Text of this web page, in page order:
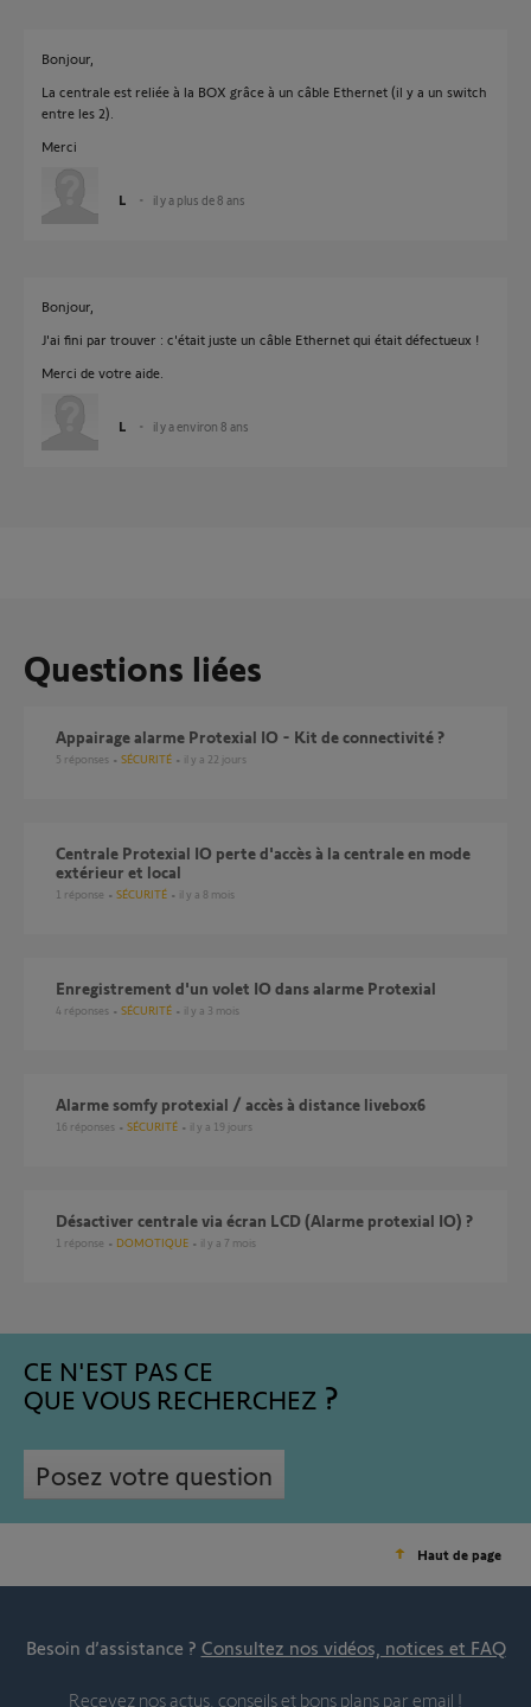
Bonjour,
La centrale est reliée à la BOX grâce à un câble Ethernet (il y a un switch
entre les 2).
Merci
L il y a plus de 8 ans
Bonjour,
J'ai fini par trouver : c'était juste un câble Ethernet qui était défectueux !
Merci de votre aide.
L il y a environ 8 ans
Questions liées
Appairage alarme Protexial IO - Kit de connectivité ?
5 réponses SÉCURITÉ il y a 22 jours
Centrale Protexial IO perte d'accès à la centrale en mode
extérieur et local
1 réponse SÉCURITÉ il y a 8 mois
Enregistrement d'un volet IO dans alarme Protexial
4 réponses SÉCURITÉ il y a 3 mois
alarme somfy protexial / accès à distance livebox6
16 réponses SÉCURITÉ il y a 19 jours
Désactiver centrale via écran LCD (Alarme protexial IO) ?
1 réponse DOMOTIQUE il y a 7 mois
CE N'EST PAS CE
QUE VOUS RECHERCHEZ
Posez votre question
Haut de page
Besoin d’assistance ? Consultez nos vidéos, notices et FAQ
Recevez nos actus, conseils et bons plans par email !